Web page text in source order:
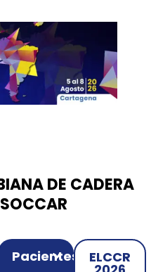
Segundos
DE CADERA
Pacientes ELCCR